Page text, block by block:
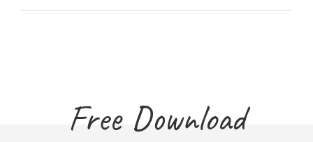
Free Download